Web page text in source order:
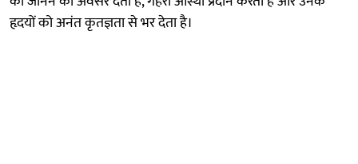
हृदयों को अनंत कृतज्ञता से भर देता है।